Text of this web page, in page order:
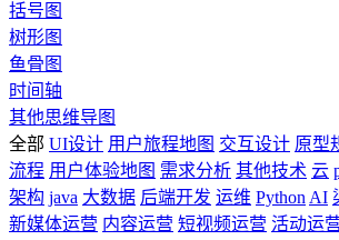
括号图
树形图
鱼骨图
时间轴
其他思维导图
全部 UI设计 用户旅程地图 交互设计 原型
流程 用户体验地图 需求分析 其他技术 云
架构 java 大数据 后端开发 运维 Python AI
新媒体运营 内容运营 短视频运营 活动运